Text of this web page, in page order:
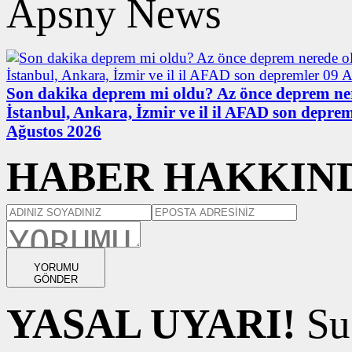
Apsny News
Son dakika deprem mi oldu? Az önce deprem
İstanbul, Ankara, İzmir ve il il AFAD son
Ağustos 2026
HABER
YORUMU
GÖNDER
YASAL UYARI!